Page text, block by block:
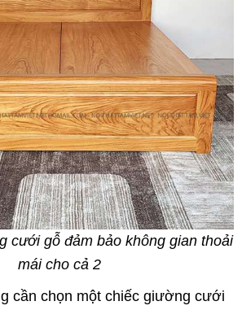
cưới gỗ đảm bảo không gian thoải
mái cho cả 2
cần chọn một chiếc giường cưới